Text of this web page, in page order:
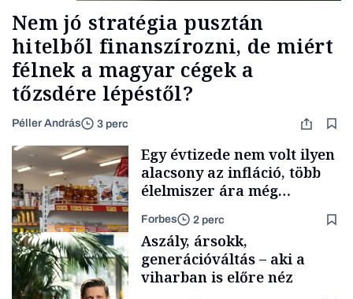
Nem jó stratégia pusztán
hitelből finanszírozni, de miért
félnek a magyar cégek a
tőzsdére lépéstől?
Péller András 3 perc
Egy évtizede nem volt ilyen
alacsony az infláció, több
élelmiszer ára még
rohamosan csökken is
Forbes 2 perc
Aszály, ársokk,
generációváltás – aki a
viharban is előre néz